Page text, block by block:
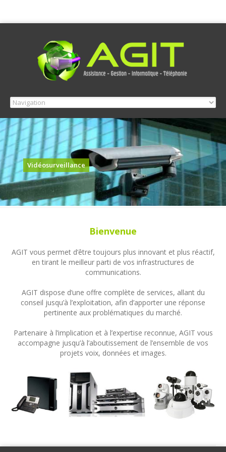
Vidéosurveillance
Bienvenue
AGIT vous permet d’être toujours plus innovant et plus réactif,
en tirant le meilleur parti de vos infrastructures de
communications.
AGIT dispose d’une offre complète de services, allant du
conseil jusqu’à l’exploitation, afin d’apporter une réponse
pertinente aux problématiques du marché.
Partenaire à l’implication et à l’expertise reconnue, AGIT vous
accompagne jusqu’à l’aboutissement de l’ensemble de vos
projets voix, données et images.